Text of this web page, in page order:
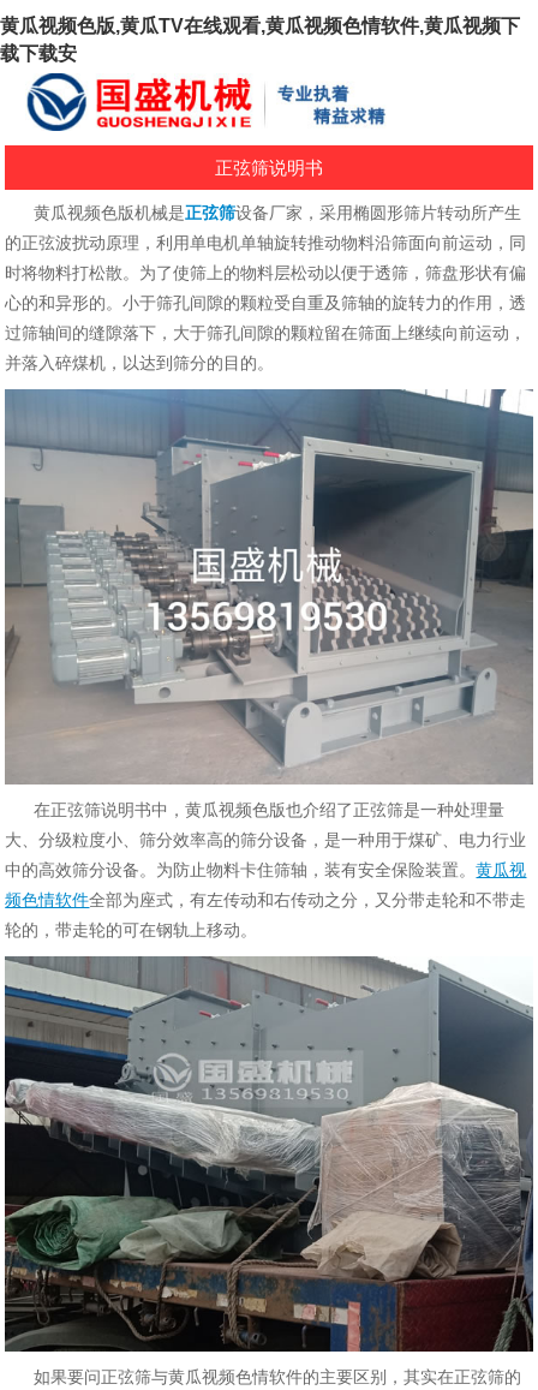
黄瓜视频色版,黄瓜TV在线观看,黄瓜视频色情软件,黄瓜视频下
载下载安
正弦筛说明书
黄瓜视频色版机械是正弦筛设备厂家，采用椭圆形筛片转动所产生
的正弦波扰动原理，利用单电机单轴旋转推动物料沿筛面向前运动，同
时将物料打松散。为了使筛上的物料层松动以便于透筛，筛盘形状有偏
心的和异形的。小于筛孔间隙的颗粒受自重及筛轴的旋转力的作用，透
过筛轴间的缝隙落下，大于筛孔间隙的颗粒留在筛面上继续向前运动，
并落入碎煤机，以达到筛分的目的。
在正弦筛说明书中，黄瓜视频色版也介绍了正弦筛是一种处理量
大、分级粒度小、筛分效率高的筛分设备，是一种用于煤矿、电力行业
中的高效筛分设备。为防止物料卡住筛轴，装有安全保险装置。黄瓜视
频色情软件全部为座式，有左传动和右传动之分，又分带走轮和不带走
轮的，带走轮的可在钢轨上移动。
如果要问正弦筛与黄瓜视频色情软件的主要区别，其实在正弦筛的